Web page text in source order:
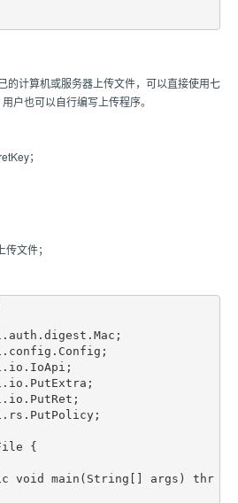
的计算机或服务器上传文件，可以直接使用七
户也可以自行编写上传程序。
；
文件；
{